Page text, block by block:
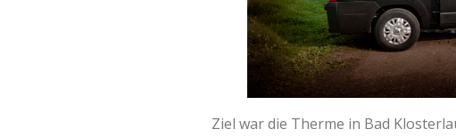
Ziel war die Therme in Bad